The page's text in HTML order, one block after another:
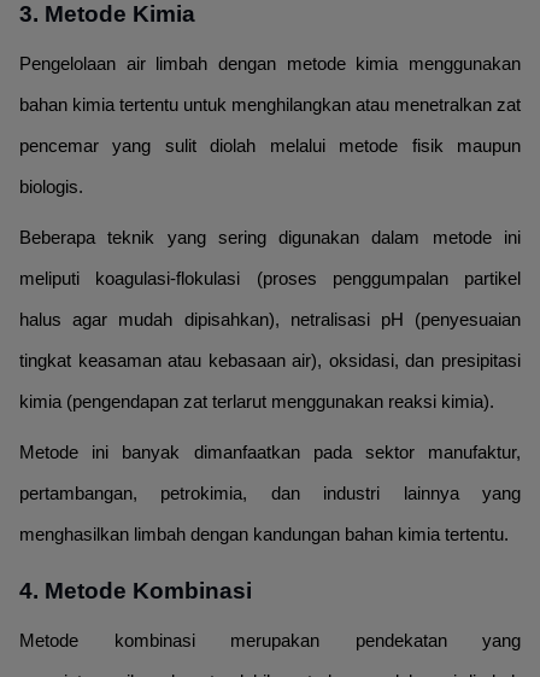
3. Metode Kimia
Pengelolaan air limbah dengan metode kimia menggunakan
bahan kimia tertentu untuk menghilangkan atau menetralkan zat
pencemar yang sulit diolah melalui metode fisik maupun
biologis.
Beberapa teknik yang sering digunakan dalam metode ini
meliputi koagulasi-flokulasi (proses penggumpalan partikel
halus agar mudah dipisahkan), netralisasi pH (penyesuaian
tingkat keasaman atau kebasaan air), oksidasi, dan presipitasi
kimia (pengendapan zat terlarut menggunakan reaksi kimia).
Metode ini banyak dimanfaatkan pada sektor manufaktur,
pertambangan, petrokimia, dan industri lainnya yang
menghasilkan limbah dengan kandungan bahan kimia tertentu.
4. Metode Kombinasi
Metode kombinasi merupakan pendekatan yang